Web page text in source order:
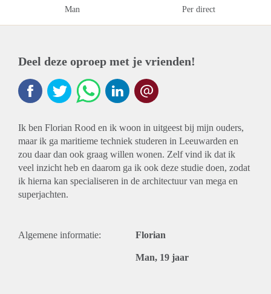
Man Per direct
Deel deze oproep met je vrienden!
Ik ben Florian Rood en ik woon in uitgeest bij mijn ouders,
maar ik ga maritieme techniek studeren in Leeuwarden en
zou daar dan ook graag willen wonen. Zelf vind ik dat ik
veel inzicht heb en daarom ga ik ook deze studie doen, zodat
ik hierna kan specialiseren in de architectuur van mega en
superjachten.
Algemene informatie: Florian
Man, 19 jaar